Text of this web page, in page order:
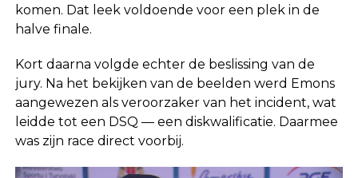
komen. Dat leek voldoende voor een plek in de
halve finale.
Kort daarna volgde echter de beslissing van de
jury. Na het bekijken van de beelden werd Emons
aangewezen als veroorzaker van het incident, wat
leidde tot een DSQ — een diskwalificatie. Daarmee
was zijn race direct voorbij.